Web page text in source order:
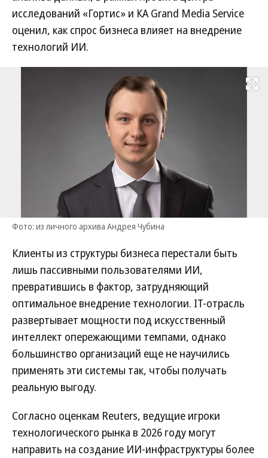
исследований «Гортис» и КА Grand Media Service
оценил, как спрос бизнеса влияет на внедрение
технологий ИИ.
Развернуть
Фото: из личного архива Андрея Чубина
Клиенты из структуры бизнеса перестали быть
лишь пассивными пользователями ИИ,
превратившись в фактор, затрудняющий
оптимальное внедрение технологии. IT-отрасль
развертывает мощности под искусственный
интеллект опережающими темпами, однако
большинство организаций еще не научились
применять эти системы так, чтобы получать
реальную выгоду.
Согласно оценкам Reuters, ведущие игроки
технологического рынка в 2026 году могут
направить на создание ИИ-инфраструктуры более